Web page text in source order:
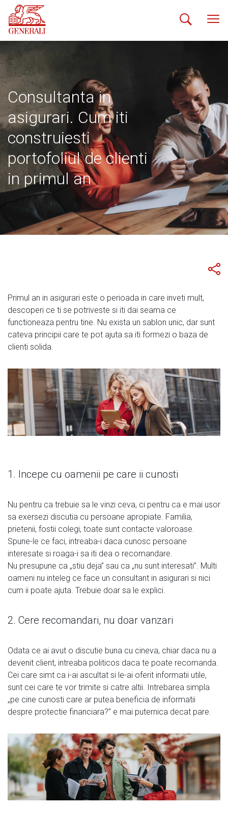
Consultanta in
asigurari. Cum iti
construiesti
portofoliul de clienti
in primul an
Primul an in asigurari este o perioada in care inveti mult,
descoperi ce ti se potriveste si iti dai seama ce
functioneaza pentru tine. Nu exista un sablon unic, dar sunt
cateva principii care te pot ajuta sa iti formezi o baza de
clienti solida.
1. Incepe cu oamenii pe care ii cunosti
Nu pentru ca trebuie sa le vinzi ceva, ci pentru ca e mai usor
sa exersezi discutia cu persoane apropiate. Familia,
prietenii, fostii colegi, toate sunt contacte valoroase.
Spune-le ce faci, intreaba-i daca cunosc persoane
interesate si roaga-i sa iti dea o recomandare.
Nu presupune ca „stiu deja” sau ca „nu sunt interesati”. Multi
oameni nu inteleg ce face un consultant in asigurari si nici
cum ii poate ajuta. Trebuie doar sa le explici.
2. Cere recomandari, nu doar vanzari
Odata ce ai avut o discutie buna cu cineva, chiar daca nu a
devenit client, intreaba politicos daca te poate recomanda.
Cei care simt ca i-ai ascultat si le-ai oferit informatii utile,
sunt cei care te vor trimite si catre altii. Intrebarea simpla
„pe cine cunosti care ar putea beneficia de informatii
despre protectie financiara?” e mai puternica decat pare.